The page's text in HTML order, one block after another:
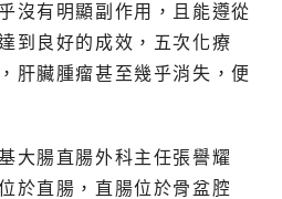
沒有明顯副作用，且能遵從
到良好的成效，五次化療
肝臟腫瘤甚至幾乎消失，便
大腸直腸外科主任張譽耀
於直腸，直腸位於骨盆腔